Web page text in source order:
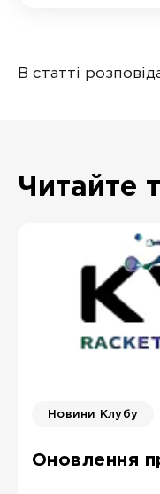
В статті
Читайте
Новини Клубу
Оновлення